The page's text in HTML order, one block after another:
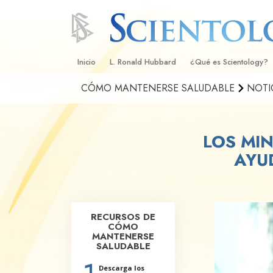
Inicio L. Ronald Hubbard ¿Qué es Scientology?
Creencias y Prácticas
Qué dicen los
Scientology
Los Principios
Una Introducción a
CÓMO MANTENERSE SALUDABLE
LOS
RECURSOS DE
CÓMO
MANTENERSE
SALUDABLE
Descarga los